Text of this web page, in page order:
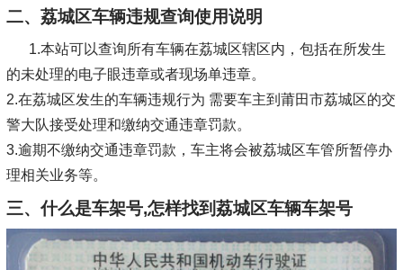
二、荔城区车辆违规查询使用说明
1.本站可以查询所有车辆在荔城区辖区内，包括在所发生
的未处理的电子眼违章或者现场单违章。
2.在荔城区发生的车辆违规行为 需要车主到莆田市荔城区的交
警大队接受处理和缴纳交通违章罚款。
3.逾期不缴纳交通违章罚款，车主将会被荔城区车管所暂停办
理相关业务等。
三、什么是车架号,怎样找到荔城区车辆车架号